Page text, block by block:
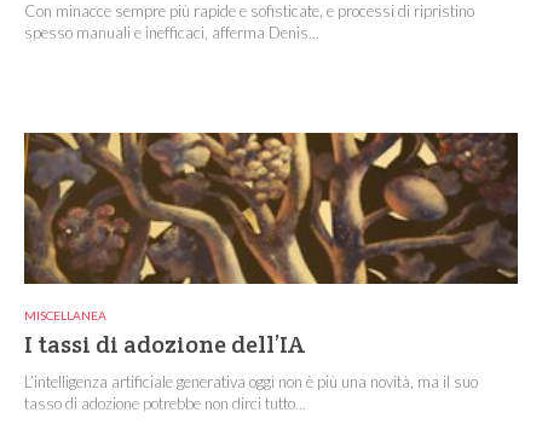
Con minacce sempre più rapide e sofisticate, e processi di ripristino
spesso manuali e inefficaci, afferma Denis...
MISCELLANEA
I tassi di adozione dell’IA
L’intelligenza artificiale generativa oggi non è più una novità, ma il suo
tasso di adozione potrebbe non dirci tutto...